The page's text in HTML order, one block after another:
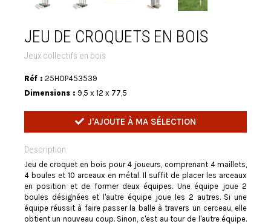
JEU DE CROQUETS EN BOIS
Jeux collectifs en bois
Réf : 25HOP453539
Dimensions : 9,5 x 12 x 77,5
J'AJOUTE À MA SÉLECTION
Description
Jeu de croquet en bois pour 4 joueurs, comprenant 4 maillets,
4 boules et 10 arceaux en métal. Il suffit de placer les arceaux
en position et de former deux équipes. Une équipe joue 2
boules désignées et l'autre équipe joue les 2 autres. Si une
équipe réussit à faire passer la balle à travers un cerceau, elle
obtient un nouveau coup. Sinon, c'est au tour de l'autre équipe.